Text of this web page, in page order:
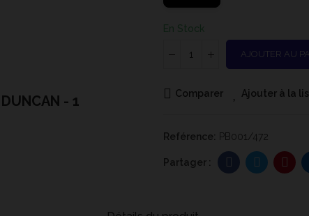
- 1
En Stock
AJOUTER AU
Comparer Ajouter à la
Reférence: PB001/472